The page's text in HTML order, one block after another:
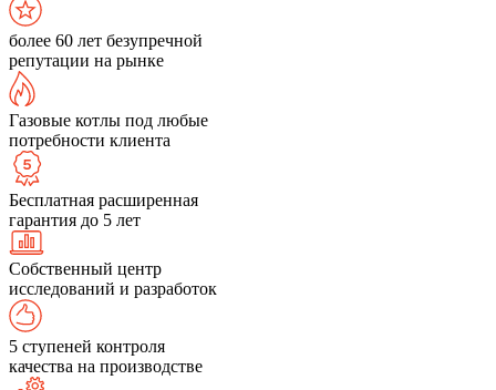
более 60 лет безупречной
репутации на рынке
Газовые котлы под любые
потребности клиента
Бесплатная расширенная
гарантия до 5 лет
Собственный центр
исследований и разработок
5 ступеней контроля
качества на производстве